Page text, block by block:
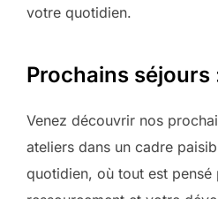
votre quotidien.
Prochains séjours
Venez découvrir nos
ateliers dans un cadre
quotidien, où tout est